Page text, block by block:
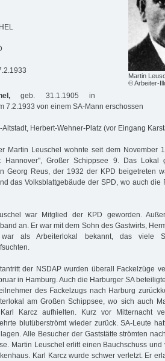
Martin
© Arbeiter-
geb. 31.1.1905 in
7.2.1933 von einem SA-Mann erschossen
Herbert-Wehner-Platz (vor Eingang
Martin Leuschel wohnte seit dem Novem­ber
Hannover", Großer Schippsee 9. Das Lokal
Georg Reus, der 1932 der KPD beigetreten
das Volksblattgebäude der SPD, wo auch die
war Mitglied der KPD geworden.
an. Er war mit dem Sohn des Gastwirts,
war als Arbeiterlokal bekannt, das viele
der NSDAP wurden überall Fackelzüge
in Hamburg. Auch die Harburger SA
des Fackelzugs nach Harburg
am Großen Schippsee, wo sich auch
Karl Karcz aufhielten. Kurz vor Mitternacht
blutüberströmt wieder zurück. SA-Leute
Alle Besucher der Gaststätte strömten
Martin Leuschel erlitt einen Bauchschuss
Karl Karcz wurde schwer verletzt. Er